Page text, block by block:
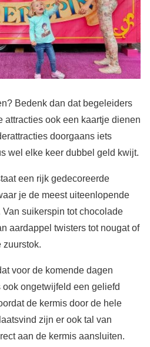
Bedenk dan dat begeleiders
attracties ook een kaartje dienen
doorgaans iets
wel elke keer dubbel geld kwijt.
een rijk gedecoreerde
je de meest uiteenlopende
suikerspin tot chocolade
aardappel twisters tot nougat of
zuurstok.
voor de komende dagen
ongetwijfeld een geliefd
de kermis door de hele
zijn er ook tal van
aan de kermis aansluiten.